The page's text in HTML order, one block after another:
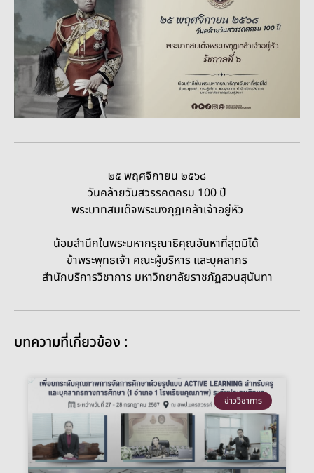
๒๕ พฤศจิกายน ๒๕๖๘
วันคล้ายวันสวรรคตครบ 100 ปี
พระบาทสมเด็จพระมงกุฏเกล้าเจ้าอยู่หัว
น้อมสำนึกในพระมหากรุณาธิคุณอันหาที่สุดมิได้
ข้าพระพุทธเจ้า คณะผู้บริหาร และบุคลากร
สำนักบริการวิชาการ มหาวิทยาลัยราชภัฏสวนสุนันทา
บทความที่เกี่ยวข้อง :
ข่าววิชาการ